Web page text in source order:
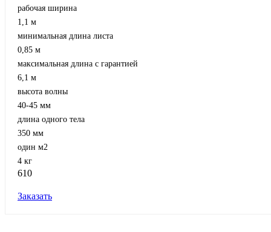
рабочая ширина
1,1 м
минимальная длина листа
0,85 м
максимальная длина с гарантией
6,1 м
высота волны
40-45 мм
длина одного тела
350 мм
один м2
4 кг
610
Заказать